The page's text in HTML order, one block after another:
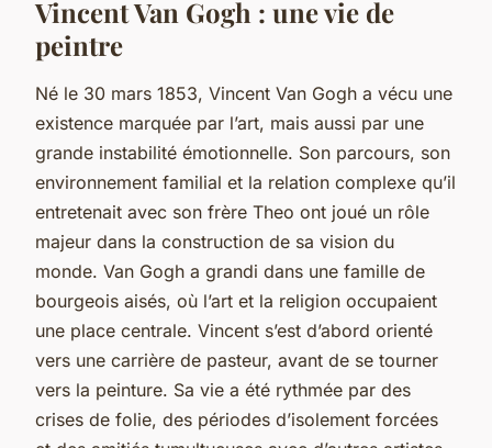
Vincent Van Gogh : une vie de
peintre
Né le 30 mars 1853, Vincent Van Gogh a vécu une
existence marquée par l’art, mais aussi par une
grande instabilité émotionnelle. Son parcours, son
environnement familial et la relation complexe qu’il
entretenait avec son frère Theo ont joué un rôle
majeur dans la construction de sa vision du
monde. Van Gogh a grandi dans une famille de
bourgeois aisés, où l’art et la religion occupaient
une place centrale. Vincent s’est d’abord orienté
vers une carrière de pasteur, avant de se tourner
vers la peinture. Sa vie a été rythmée par des
crises de folie, des périodes d’isolement forcées